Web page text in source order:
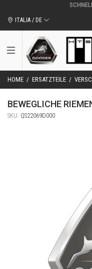
ITALIA / DE
HOME / ERSATZTEILE /
BEWEGLICHE
SKU: QS22069D000